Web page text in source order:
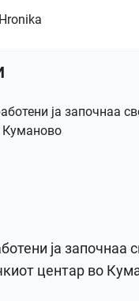
ја започнаа
центар во